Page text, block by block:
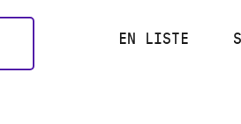
EN LISTE